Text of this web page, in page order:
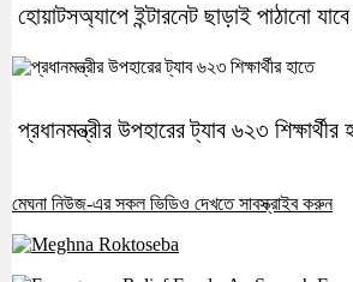
হোয়াটসঅ্যাপে ইন্টারনেট ছাড়াই পাঠানো
প্রধানমন্ত্রীর উপহারের ট্যাব ৬২৩ শিক্ষার্থীর
মেঘনা নিউজ-এর সকল ভিডিও দেখতে সাবস্ক্রাইব করুন